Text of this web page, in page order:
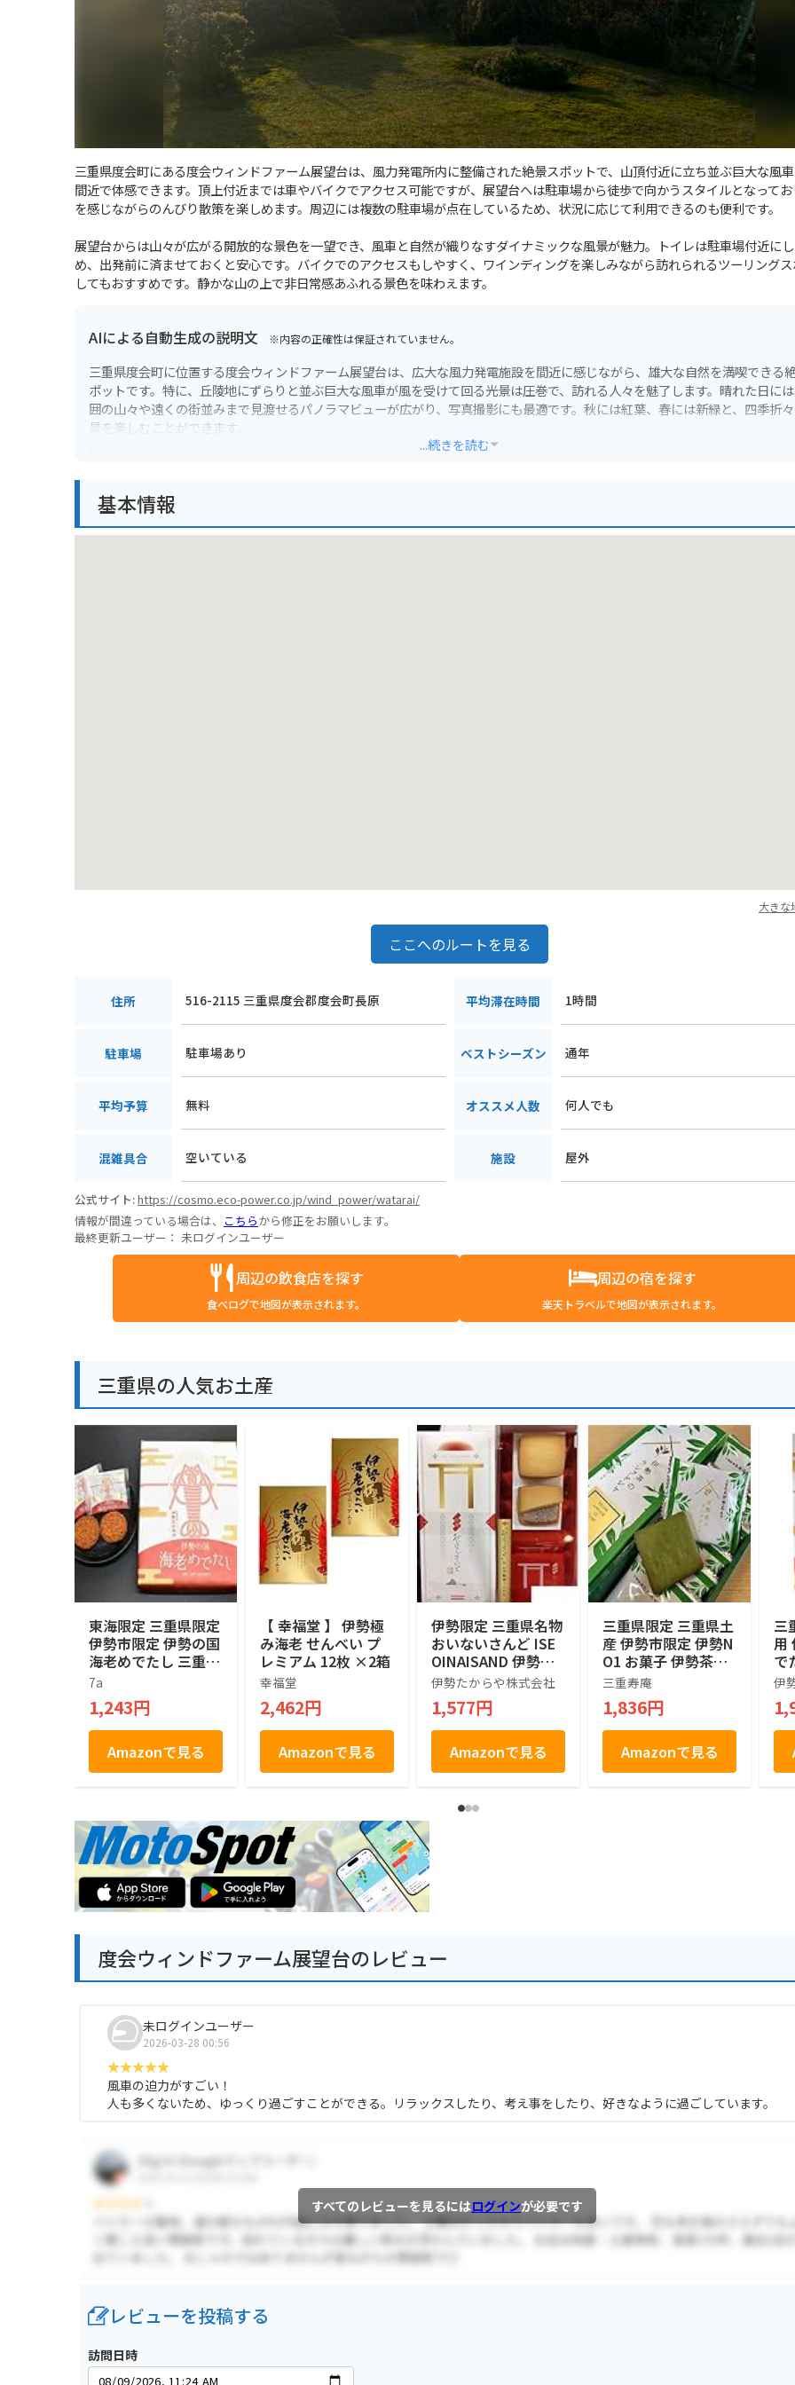
三重県度会町にある度会ウィンドファーム展望台は、風力発電所内に整備された絶景スポットで、山頂付近に立ち並ぶ巨大な風
間近で体感できます。頂上付近までは車やバイクでアクセス可能ですが、展望台へは駐車場から徒歩で向かうスタイルとなって
を感じながらのんびり散策を楽しめます。周辺には複数の駐車場が点在しているため、状況に応じて利用できるのも便利です。
展望台からは山々が広がる開放的な景色を一望でき、風車と自然が織りなすダイナミックな風景が魅力。トイレは駐車場付近に
め、出発前に済ませておくと安心です。バイクでのアクセスもしやすく、ワインディングを楽しみながら訪れられるツーリングス
してもおすすめです。静かな山の上で非日常感あふれる景色を味わえます。
AIによる自動生成の説明文 ※内容の正確性は保証されていません。
三重県度会町に位置する度会ウィンドファーム展望台は、広大な風力発電施設を間近に感じながら、雄大な自然を満喫できる
ポットです。特に、丘陵地にずらりと並ぶ巨大な風車が風を受けて回る光景は圧巻で、訪れる人々を魅了します。晴れた日に
囲の山々や遠くの街並みまで見渡せるパノラマビューが広がり、写真撮影にも最適です。秋には紅葉、春には新緑と、四季折
景を楽しむことができます。
す。ただし、風が強い日もあるため、ライディングの際は十分な注意が必要です。
度会町周辺には、他にも自然を満喫できるスポットがあります。例えば、清流宮川沿いのドライブや、歴史ある伊勢神宮への
...続きを読む
基本情報
大きな
ここへのルートを見る
住所 516-2115 三重県度会郡度会町長原 平均滞在時間 1時間
駐車場 駐車場あり ベストシーズン 通年
平均予算 無料 オススメ人数 何人でも
混雑具合 空いている 施設 屋外
公式サイト:https://cosmo.eco-power.co.jp/wind_power/watarai/
情報が間違っている場合は、 こちらから修正をお願いします。
最終更新ユーザー： 未ログインユーザー
周辺の飲食店を探す
食べログで地図が表示されます。
周辺の宿を探す
楽天トラベルで地図が表示されます。
三重県の人気お土産
東海限定 三重県限定
伊勢市限定 伊勢の国
海老めでたし 三重県
産伊勢えび使用 ISE
EBI SENBEI 焼菓子 1
4個 煎餅 せんべい
7a
1,243円
Amazonで見る
【 幸福堂 】 伊勢極
み海老 せんべい プ
レミアム 12枚 ×2箱
幸福堂
2,462円
Amazonで見る
伊勢限定 三重県名物
おいないさんど ISE
OINAISAND 伊勢土
産 BUTTER SAND 焼
菓子 5個
伊勢たからや株式会社
1,577円
Amazonで見る
三重県限定 三重県土
産 伊勢市限定 伊勢N
O1 お菓子 伊勢茶の
ラングドシャ 三重県
産 伊勢茶 使用 ISEC
HA LANGUE DE CHA
T チョコレート菓子
9枚入
三重寿庵
1,836円
Amazonで見る
三
用
で
伊
度会ウィンドファーム展望台のレビュー
未ログインユーザー
2026-03-28 00:56
風車の迫力がすごい！
人も多くないため、ゆっくり過ごすことができる。リラックスしたり、考え事をしたり、好きなように過ごしています。
すべてのレビューを見るにはログインが必要です
レビューを投稿する
訪問日時